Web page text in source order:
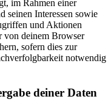
im Rahmen einer
seinen Interessen sowie
und Aktionen
von deinem Browser
sofern dies zur
notwendig
deiner Daten